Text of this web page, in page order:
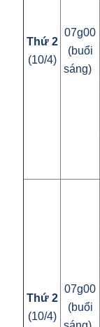
Thứ 2
(10/4)
07g00
(buổi
sáng)
Thứ 2
(10/4)
07g00
(buổi